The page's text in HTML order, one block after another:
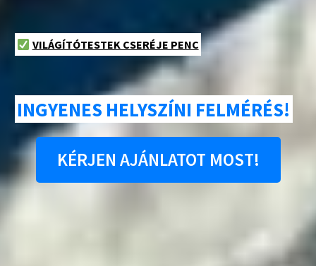
VILÁGÍTÓTESTEK CSERÉJE PENC
INGYENES HELYSZÍNI FELMÉRÉS!
KÉRJEN AJÁNLATOT MOST!